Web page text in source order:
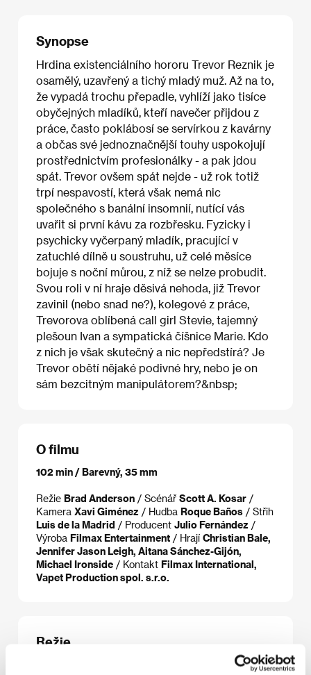
Synopse
Hrdina existenciálního hororu Trevor Reznik je
osamělý, uzavřený a tichý mladý muž. Až na to,
že vypadá trochu přepadle, vyhlíží jako tisíce
obyčejných mladíků, kteří navečer přijdou z
práce, často poklábosí se servírkou z kavárny
a občas své jednoznačnější touhy uspokojují
prostřednictvím profesionálky - a pak jdou
spát. Trevor ovšem spát nejde - už rok totiž
trpí nespavostí, která však nemá nic
společného s banální insomnií, nutící vás
uvařit si první kávu za rozbřesku. Fyzicky i
psychicky vyčerpaný mladík, pracující v
zatuchlé dílně u soustruhu, už celé měsíce
bojuje s noční můrou, z níž se nelze probudit.
Svou roli v ní hraje děsivá nehoda, již Trevor
zavinil (nebo snad ne?), kolegové z práce,
Trevorova oblíbená call girl Stevie, tajemný
plešoun Ivan a sympatická číšnice Marie. Kdo
z nich je však skutečný a nic nepředstírá? Je
Trevor obětí nějaké podivné hry, nebo je on
sám bezcitným manipulátorem?&nbsp;
O filmu
102 min / Barevný, 35 mm
Režie Brad Anderson / Scénář Scott A. Kosar /
Kamera Xavi Giménez / Hudba Roque Baños / Střih
Luis de la Madrid / Producent Julio Fernández /
Výroba Filmax Entertainment / Hrají Christian Bale,
Jennifer Jason Leigh, Aitana Sánchez-Gijón,
Michael Ironside / Kontakt Filmax International,
Vapet Production spol. s.r.o.
Režie